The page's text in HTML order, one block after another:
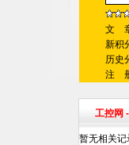
文
新积
历史
注
工控网 -
暂无相关记